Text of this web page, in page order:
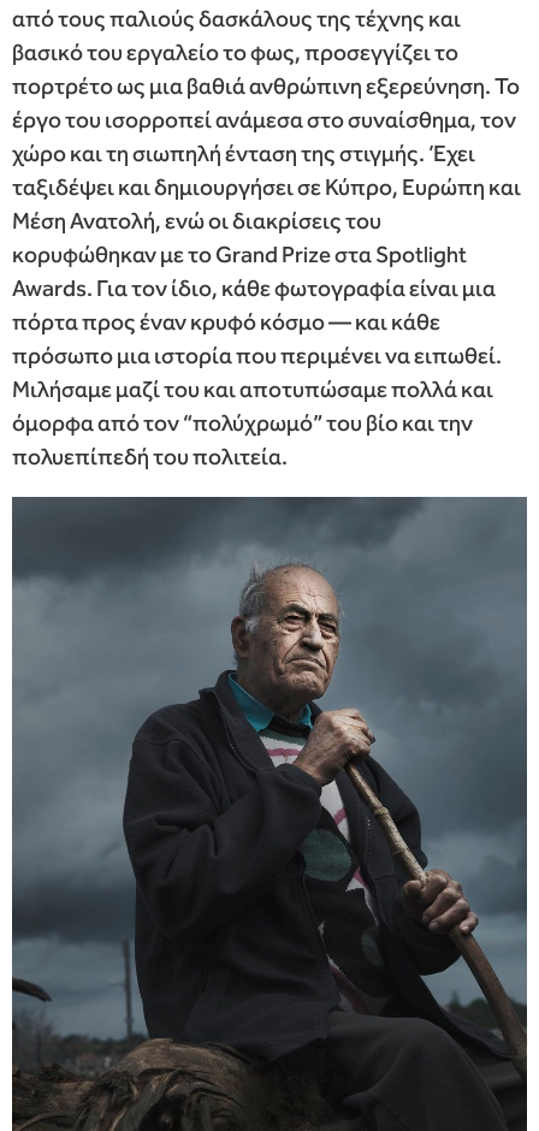
από τους παλιούς δασκάλους της τέχνης και
βασικό του εργαλείο το φως, προσεγγίζει το
πορτρέτο ως μια βαθιά ανθρώπινη εξερεύνηση. Το
έργο του ισορροπεί ανάμεσα στο συναίσθημα, τον
χώρο και τη σιωπηλή ένταση της στιγμής. Έχει
ταξιδέψει και δημιουργήσει σε Κύπρο, Ευρώπη και
Μέση Ανατολή, ενώ οι διακρίσεις του
κορυφώθηκαν με το Grand Prize στα Spotlight
Awards. Για τον ίδιο, κάθε φωτογραφία είναι μια
πόρτα προς έναν κρυφό κόσμο — και κάθε
πρόσωπο μια ιστορία που περιμένει να ειπωθεί.
Μιλήσαμε μαζί του και αποτυπώσαμε πολλά και
όμορφα από τον “πολύχρωμό” του βίο και την
πολυεπίπεδή του πολιτεία.